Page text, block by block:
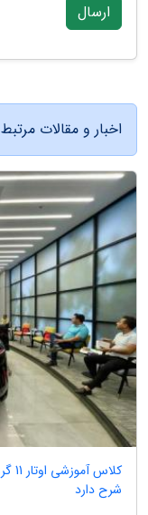
ارسال
اخبار و مقالات مرتبط
شرح دارد